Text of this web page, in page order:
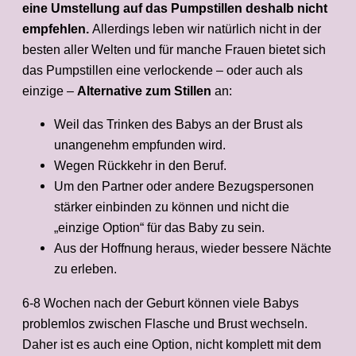
eine Umstellung auf das Pumpstillen deshalb nicht
empfehlen. Allerdings leben wir natürlich nicht in der
besten aller Welten und für manche Frauen bietet sich
das Pumpstillen eine verlockende – oder auch als
einzige – Alternative zum Stillen an:
Weil das Trinken des Babys an der Brust als
unangenehm empfunden wird.
Wegen Rückkehr in den Beruf.
Um den Partner oder andere Bezugspersonen
stärker einbinden zu können und nicht die
„einzige Option“ für das Baby zu sein.
Aus der Hoffnung heraus, wieder bessere Nächte
zu erleben.
6-8 Wochen nach der Geburt können viele Babys
problemlos zwischen Flasche und Brust wechseln.
Daher ist es auch eine Option, nicht komplett mit dem